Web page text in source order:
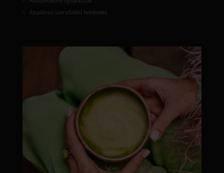
Általános szerződési feltételek
moyamatcha.hu